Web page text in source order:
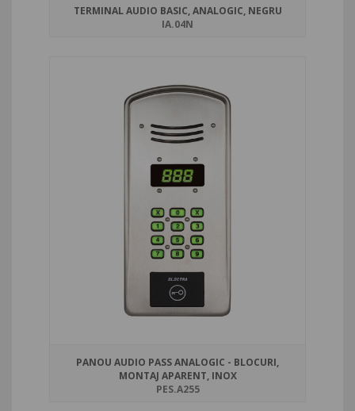
TERMINAL AUDIO BASIC, ANALOGIC, NEGRU
IA.04N
PANOU AUDIO PASS ANALOGIC - BLOCURI,
MONTAJ APARENT, INOX
PES.A255